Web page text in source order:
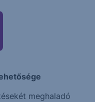
meghaladó